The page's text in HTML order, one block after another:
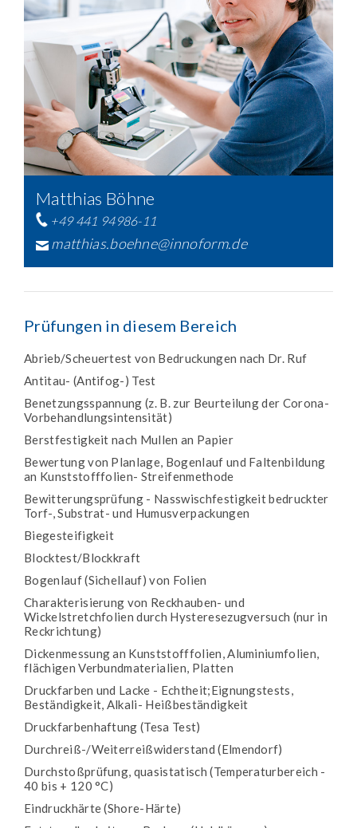
Matthias Böhne
+49 441 94986-11
matthias.boehne@innoform.de
Prüfungen in diesem Bereich
Abrieb/Scheuertest von Bedruckungen nach Dr. Ruf
Antitau- (Antifog-) Test
Benetzungsspannung (z. B. zur Beurteilung der Corona-
Vorbehandlungsintensität)
Berstfestigkeit nach Mullen an Papier
Bewertung von Planlage, Bogenlauf und Faltenbildung
an Kunststofffolien- Streifenmethode
Bewitterungsprüfung - Nasswischfestigkeit bedruckter
Torf-, Substrat- und Humusverpackungen
Biegesteifigkeit
Blocktest/Blockkraft
Bogenlauf (Sichellauf) von Folien
Charakterisierung von Reckhauben- und
Wickelstretchfolien durch Hysteresezugversuch (nur in
Reckrichtung)
Dickenmessung an Kunststofffolien, Aluminiumfolien,
flächigen Verbundmaterialien, Platten
Druckfarben und Lacke - Echtheit;Eignungstests,
Beständigkeit, Alkali- Heißbeständigkeit
Druckfarbenhaftung (Tesa Test)
Durchreiß-/Weiterreißwiderstand (Elmendorf)
Durchstoßprüfung, quasistatisch (Temperaturbereich -
40 bis + 120 °C)
Eindruckhärte (Shore-Härte)